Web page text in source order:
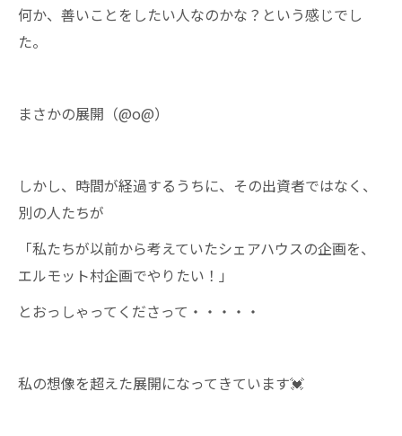
何か、善いことをしたい人なのかな？という感じでし
た。
まさかの展開（@o@）
しかし、時間が経過するうちに、その出資者ではなく、
別の人たちが
「私たちが以前から考えていたシェアハウスの企画を、
エルモット村企画でやりたい！」
とおっしゃってくださって・・・・・
私の想像を超えた展開になってきています💓